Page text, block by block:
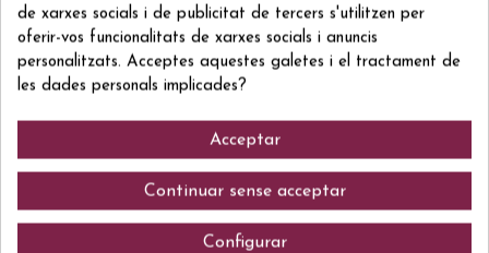
ean13 8410337088084
Actualment no hi ha ressenyes de clients.
de xarxes socials i de publicitat de tercers s'utilitzen per
oferir-vos funcionalitats de xarxes socials i anuncis
personalitzats. Acceptes aquestes galetes i el tractament de
les dades personals implicades?
Acceptar
Continuar sense acceptar
Configurar